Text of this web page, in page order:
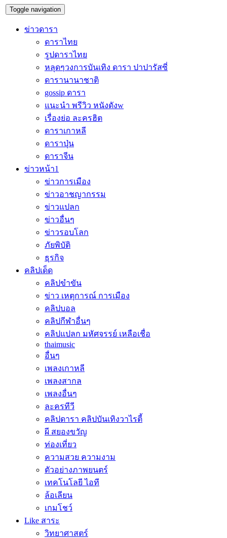
Toggle navigation
ข่าวดารา
ดาราไทย
รูปดาราไทย
หลุดๆวงการบันเทิง ดารา ปาปารัสซี่
ดารานานาชาติ
gossip ดารา
แนะนำ พรีวิว หนังดังw
เรื่องย่อ ละครฮิต
ดาราเกาหลี
ดาราปุ่น
ดาราจีน
ข่าวหน้า1
ข่าวการเมือง
ข่าวอาชญากรรม
ข่าวแปลก
ข่าวอื่นๆ
ข่าวรอบโลก
ภัยพิบัติ
ธุรกิจ
คลิปเด็ด
คลิปขำขัน
ข่าว เหตุการณ์ การเมือง
คลิปบอล
คลิปกีฬาอื่นๆ
คลิปแปลก มหัศจรรย์ เหลือเชื่อ
thaimusic
อื่นๆ
เพลงเกาหลี
เพลงสากล
เพลงอื่นๆ
ละครทีวี
คลิปดารา คลิปบันเทิงวาไรตี้
ผี สยองขวัญ
ท่องเที่ยว
ความสวย ความงาม
ตัวอย่างภาพยนตร์
เทคโนโลยี ไอที
ล้อเลียน
เกมโชว์
Like สาระ
วิทยาศาสตร์